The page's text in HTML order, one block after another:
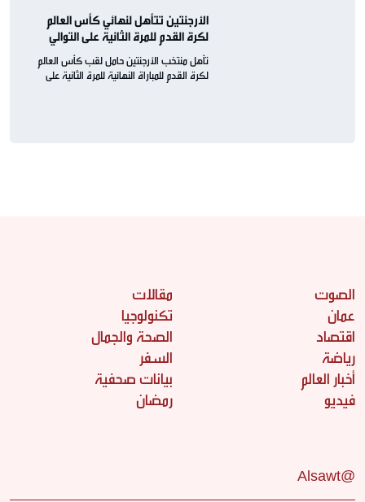
الأرجنتين تتأهل لنهائي كأس العالم
لكرة القدم للمرة الثانية على التوالي
تأهل منتخب الأرجنتين حامل لقب كأس العالم
لكرة القدم للمباراة النهائية للمرة الثانية على
الصوت
عمان
اقتصاد
رياضة
أخبار العالم
فيديو
مقالات
تكنولوجيا
الصحة والجمال
السفر
بيانات صحفية
رمضان
@Alsawt